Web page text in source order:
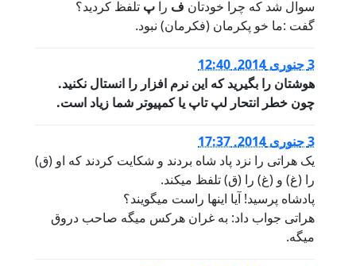
سوال شد که چرا خودتان ف را پ تلفظ کردید؟
گفت :ما خو پکرمان (فکرمان) نبود.
3 جنوری 2014, 12:40
هوشتان را بگیرید که این نرم افزار را انستال نکنید.
چون خطر انتحار لپ تاپ یا کمپیوتر شما زیاد است.
3 جنوری 2014, 17:37
یک هراتی را نزد پاد شاه بردند و شکایت کردند که او (ق)
را (غ) و (غ) را (ق) تلفظ میکند.
پادشاه پرسید! آیا اینها راست میگویند؟
هراتی جواب داد: به غران هرکس میگه صاحب دروق
میگه.